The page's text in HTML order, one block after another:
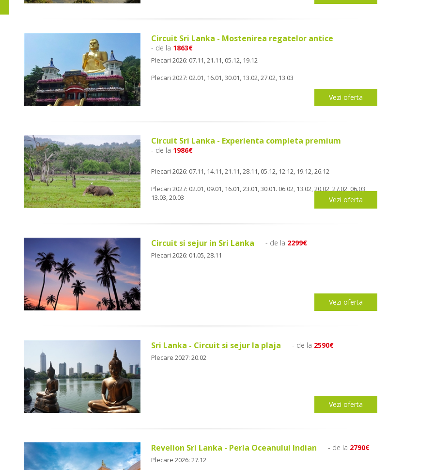
Circuit Sri Lanka - Mostenirea regatelor antice
- de la 1863€
Plecari 2026: 07.11, 21.11, 05.12, 19.12
Plecari 2027: 02.01, 16.01, 30.01, 13.02, 27.02, 13.03
Vezi oferta
Circuit Sri Lanka - Experienta completa premium
- de la 1986€
Plecari 2026: 07.11, 14.11, 21.11, 28.11, 05.12, 12.12, 19.12, 26.12
Plecari 2027: 02.01, 09.01, 16.01, 23.01, 30.01. 06.02, 13.02, 20.02, 27.02, 06.03,
13.03, 20.03
Vezi oferta
Circuit si sejur in Sri Lanka - de la 2299€
Plecari 2026: 01.05, 28.11
Vezi oferta
Sri Lanka - Circuit si sejur la plaja - de la 2590€
Plecare 2027: 20.02
Vezi oferta
Revelion Sri Lanka - Perla Oceanului Indian - de la 2790€
Plecare 2026: 27.12